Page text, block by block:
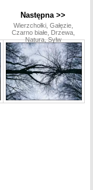
Następna >>
Wierzchołki, Gałęzie,
Czarno białe, Drzewa,
Natura, Sylw